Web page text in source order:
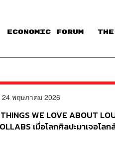
ECONOMIC FORUM
24 พฤษภาคม 2026
WE LOVE ABOUT
เมื่อโลกศิลปะมาเจอโล